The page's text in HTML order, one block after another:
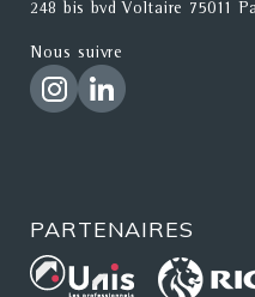
248 bis bvd Voltaire 75011
Nous suivre
PARTENAIRES